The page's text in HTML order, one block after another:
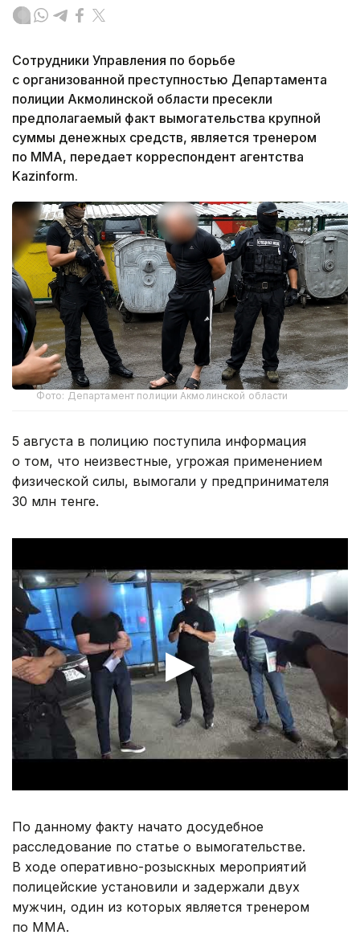
Сотрудники Управления по борьбе
с организованной преступностью Департамента
полиции Акмолинской области пресекли
предполагаемый факт вымогательства крупной
суммы денежных средств, является тренером
по ММА, передает корреспондент агентства
Kazinform.
Фото: Департамент полиции Акмолинской области
5 августа в полицию поступила информация
о том, что неизвестные, угрожая применением
физической силы, вымогали у предпринимателя
30 млн тенге.
По данному факту начато досудебное
расследование по статье о вымогательстве.
В ходе оперативно-розыскных мероприятий
полицейские установили и задержали двух
мужчин, один из которых является тренером
по ММА.